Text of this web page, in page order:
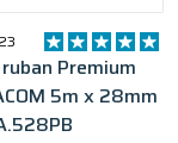
Premium
5m x 28mm